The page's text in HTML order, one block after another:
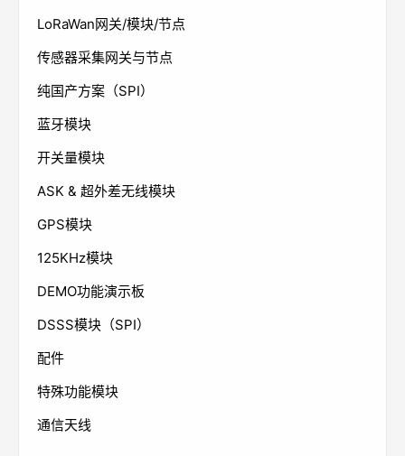
LoRaWan网关/模块/节点
传感器采集网关与节点
纯国产方案（SPI）
蓝牙模块
开关量模块
ASK & 超外差无线模块
GPS模块
125KHz模块
DEMO功能演示板
DSSS模块（SPI）
配件
特殊功能模块
通信天线